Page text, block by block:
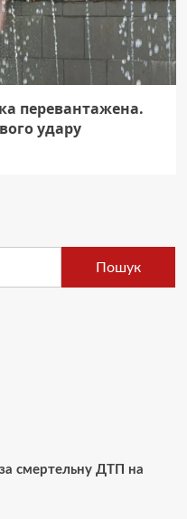
перевантажена.
удару
Пошук
смертельну ДТП на